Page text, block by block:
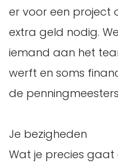
er voor een project
extra geld nodig.
iemand aan het
werft en soms
de
Je bezigheden
Wat je precies